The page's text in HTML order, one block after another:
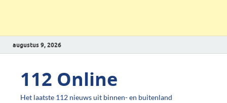
augustus 9, 2026
112 Online
Het laatste 112 nieuws uit binnen- en buitenland